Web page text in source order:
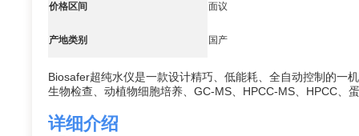
价格区间 面议
产地类别 国产
Biosafer超纯水仪是一款设计精巧、低能耗、全自动控制的一
生物检查、动植物细胞培养、GC-MS、HPCC-MS、HPCC、
详细介绍